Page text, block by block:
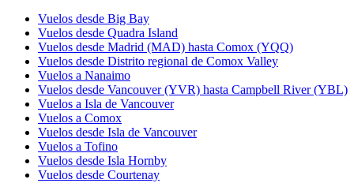
Vuelos desde Big Bay
Vuelos desde Quadra Island
Vuelos desde Madrid (MAD) hasta Comox (YQQ)
Vuelos desde Distrito regional de Comox Valley
Vuelos a Nanaimo
Vuelos desde Vancouver (YVR) hasta Campbell River (YBL)
Vuelos a Isla de Vancouver
Vuelos a Comox
Vuelos desde Isla de Vancouver
Vuelos a Tofino
Vuelos desde Isla Hornby
Vuelos desde Courtenay